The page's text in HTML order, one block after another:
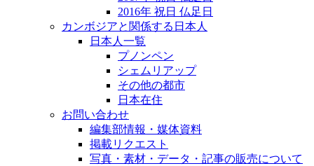
2016年 祝日 仏足日
カンボジアと関係する日本人
日本人一覧
プノンペン
シェムリアップ
その他の都市
日本在住
お問い合わせ
編集部情報・媒体資料
掲載リクエスト
写真・素材・データ・記事の販売について